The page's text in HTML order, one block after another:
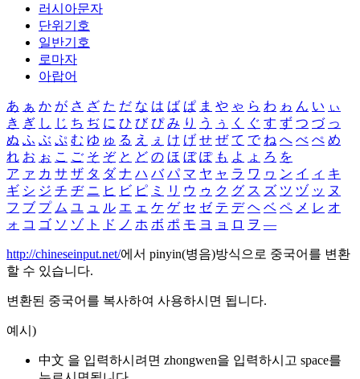
러시아문자
단위기호
일반기호
로마자
아랍어
あ ぁ か が さ ざ た だ な は ば ぱ ま や ゃ ら わ ゎ ん い ぃ
き ぎ し じ ち ぢ に ひ び ぴ み り う ぅ く ぐ す ず つ づ っ
ぬ ふ ぶ ぷ む ゆ ゅ る え ぇ け げ せ ぜ て で ね へ べ ぺ め
れ お ぉ こ ご そ ぞ と ど の ほ ぼ ぽ も よ ょ ろ を
ア ァ カ サ ザ タ ダ ナ ハ バ パ マ ヤ ャ ラ ワ ヮ ン イ ィ キ
ギ シ ジ チ ヂ ニ ヒ ビ ピ ミ リ ウ ゥ ク グ ス ズ ツ ヅ ッ ヌ
フ ブ プ ム ユ ュ ル エ ェ ケ ゲ セ ゼ テ デ ヘ ベ ペ メ レ オ
ォ コ ゴ ソ ゾ ト ド ノ ホ ボ ポ モ ヨ ョ ロ ヲ ―
http://chineseinput.net/에서 pinyin(병음)방식으로 중국어를 변환
할 수 있습니다.
변환된 중국어를 복사하여 사용하시면 됩니다.
예시)
中文 을 입력하시려면 zhongwen을 입력하시고 space를